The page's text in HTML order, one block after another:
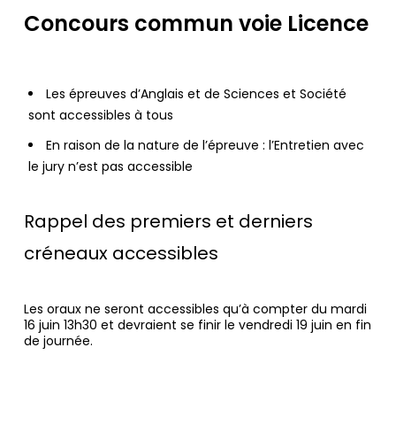
Concours commun voie Licence
Les épreuves d’Anglais et de Sciences et Société
sont accessibles à tous
En raison de la nature de l’épreuve : l’Entretien avec
le jury n’est pas accessible
Rappel des premiers et derniers
créneaux accessibles
Les oraux ne seront accessibles qu’à compter du mardi
16 juin 13h30 et devraient se finir le vendredi 19 juin en fin
de journée.